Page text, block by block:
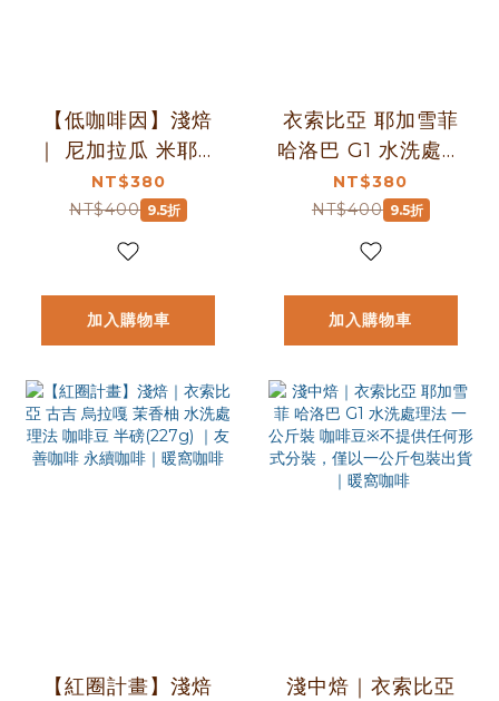
【低咖啡因】淺焙
｜ 尼加拉瓜 米耶瑞
詡家族｜秘境莊園
尖身波旁 精緻日曬
咖啡豆 1/4磅(114g)
NT$380
NT$400 9.5折
加入購物車
衣索比亞 耶加雪菲
哈洛巴 G1 水洗處理
法 咖啡豆 (半磅)｜
淺中焙｜野薑花與
甜橙蜂蜜風味｜暖
NT$380
NT$400 9.5折
加入購物車
【紅圈計畫】淺焙
淺中焙｜衣索比亞